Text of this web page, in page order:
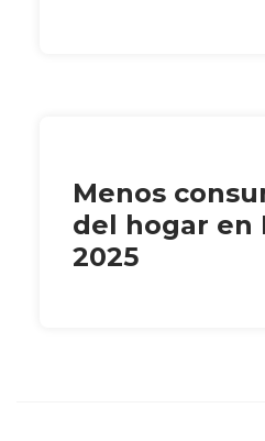
Menos
del hogar en
2025